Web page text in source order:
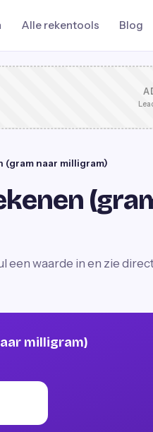
Alle rekentools Blog
(gram naar milligram)
een waarde in en zie
milligram)